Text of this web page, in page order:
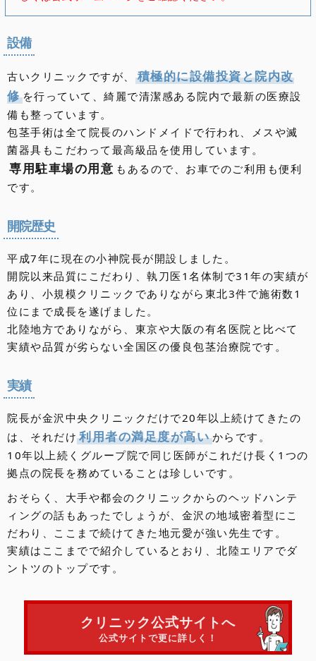
設備
古いクリニックですが、
積極的に設備投資と院内改
修を行っていて、綺麗で清潔感ある院内で最新の医療設
備も整っています。
包茎手術は全て院長のハンドメイドで行われ、メスや滅
菌器具もこだわって最高級品を使用しています。
専用駐車場の用意 もあるので、お車でのご利用も便利
です。
開院歴史
平成7年に現在の小神院長が開設しました。
開院以来品質にこだわり、執刀医1名体制で31年の実績が
あり、小規模クリニックでありながら東北3件で施術数1
位にまで成長を遂げました。
北陸地方でありながら、東京や大阪の有名医院と比べて
実績や品質が劣らない全国区の優良包茎治療院です。
実績
院長が金沢中央クリニックだけで20年以上続けてきたの
は、それだけ 利用者の満足度が高いからです。
10年以上続くグループ院で同じ医師がこれだけ長く1つの
拠点の院長を務めていることは珍しいです。
おそらく、大手や都会のクリニックからのヘッドハンテ
ィングの話もあったでしょうが、金沢の地域密着型にこ
だわり、ここまで続けてきた地元愛が強い先生です。
実績はここまでで紹介しているとおり、北陸エリアでダ
ントツのトップです。
クリニック公式サイトへ
公式サイトで更に詳しく！